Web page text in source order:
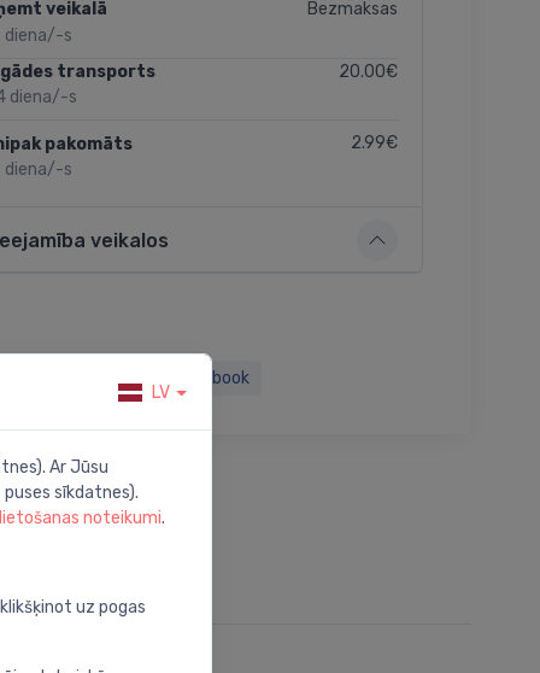
veikalā
diena/-s
Bezmaksas
transports
diena/-s
20.00€
pakomāts
diena/-s
2.99€
veikalos
Facebook
LV
Ar Jūsu
sīkdatnes).
noteikumi.
uz pogas